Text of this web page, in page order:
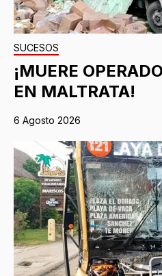
SUCESOS
¡MUERE
EN MALTRATA!
6 Agosto 2026